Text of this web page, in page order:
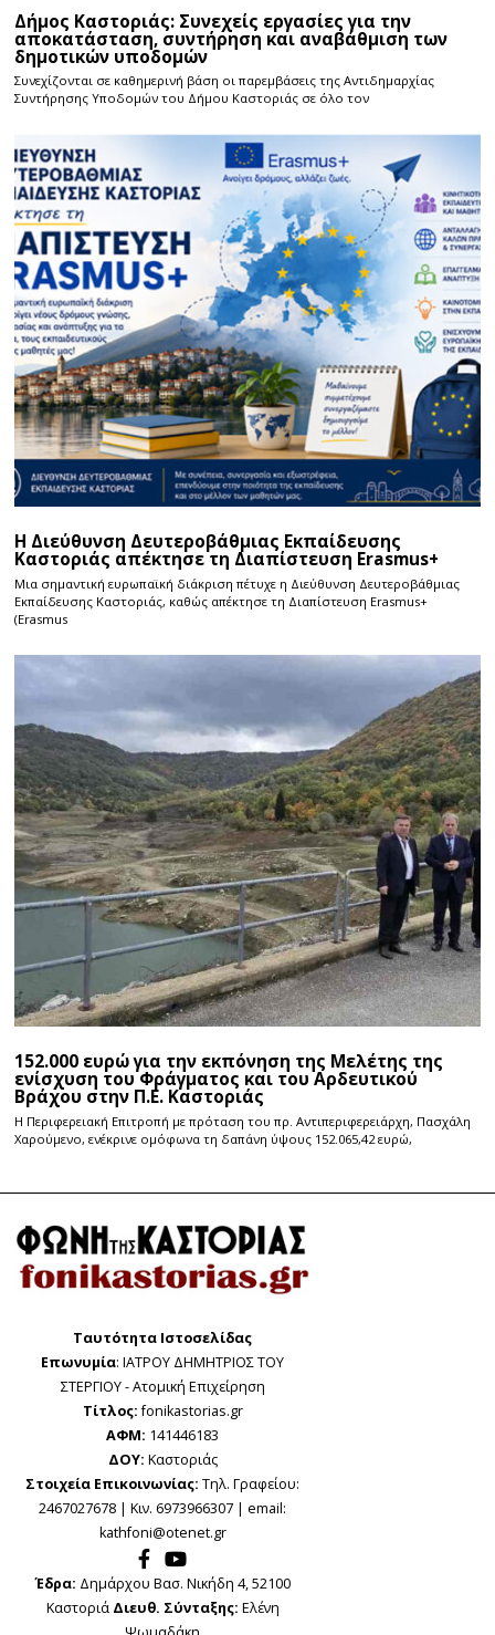
Δήμος Καστοριάς: Συνεχείς εργασίες για την
αποκατάσταση, συντήρηση και αναβάθμιση των
δημοτικών υποδομών
Συνεχίζονται σε καθημερινή βάση οι παρεμβάσεις της Αντιδημαρχίας
Συντήρησης Υποδομών του Δήμου Καστοριάς σε όλο τον
Η Διεύθυνση Δευτεροβάθμιας Εκπαίδευσης
Καστοριάς απέκτησε τη Διαπίστευση Erasmus+
Μια σημαντική ευρωπαϊκή διάκριση πέτυχε η Διεύθυνση Δευτεροβάθμιας
Εκπαίδευσης Καστοριάς, καθώς απέκτησε τη Διαπίστευση Erasmus+
(Erasmus
152.000 ευρώ για την εκπόνηση της Μελέτης της
ενίσχυση του Φράγματος και του Αρδευτικού
Βράχου στην Π.Ε. Καστοριάς
Η Περιφερειακή Επιτροπή με πρόταση του πρ. Αντιπεριφερειάρχη, Πασχάλη
Χαρούμενο, ενέκρινε ομόφωνα τη δαπάνη ύψους 152.065,42 ευρώ,
Ταυτότητα Ιστοσελίδας
Επωνυμία: ΙΑΤΡΟΥ ΔΗΜΗΤΡΙΟΣ ΤΟΥ
ΣΤΕΡΓΙΟΥ - Ατομική Επιχείρηση
Τίτλος:fonikastorias.gr
ΑΦΜ: 141446183
ΔΟΥ: Καστοριάς
Στοιχεία Επικοινωνίας: Τηλ. Γραφείου:
2467027678 | Κιν. 6973966307 | email:
kathfoni@otenet.gr
Έδρα: Δημάρχου Βασ. Νικήδη 4, 52100
Καστοριά Διευθ. Σύνταξης: Ελένη